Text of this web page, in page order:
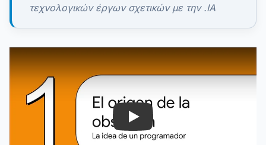
τεχνολογικών έργων σχετικών με την .IA
Play